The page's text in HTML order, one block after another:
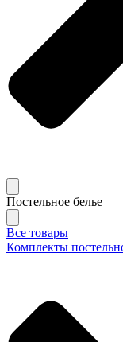
Постельное белье
Все товары
Комплекты